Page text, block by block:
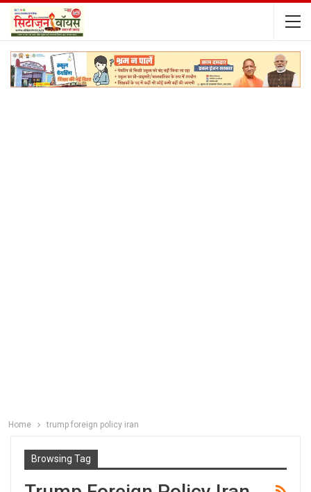
Home trump foreign policy iran
Browsing Tag